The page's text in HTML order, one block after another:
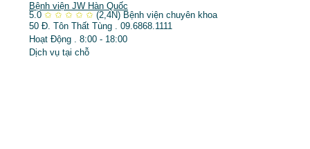
Bệnh viện JW Hàn Quốc
5.0 ✩ ✩ ✩ ✩ ✩ (2,4N) Bệnh viện chuyên khoa
50 Đ. Tôn Thất Tùng . 09.6868.1111
Hoạt Động . 8:00 - 18:00
Dịch vụ tại chỗ